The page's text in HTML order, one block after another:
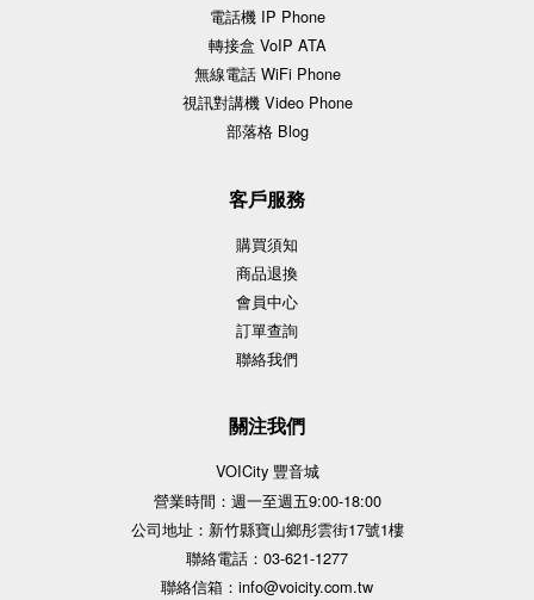
電話機 IP Phone
轉接盒 VoIP ATA
無線電話 WiFi Phone
視訊對講機 Video Phone
部落格 Blog
客戶服務
購買須知
商品退換
會員中心
訂單查詢
聯絡我們
關注我們
VOICity 豐音城
營業時間：週一至週五9:00-18:00
公司地址：新竹縣寶山鄉彤雲街17號1樓
聯絡電話：03-621-1277
聯絡信箱：info@voicity.com.tw